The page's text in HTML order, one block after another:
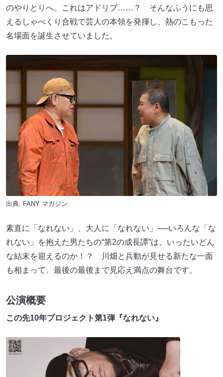
のやりとりへ。これはアドリブ……？ そんなふうにも思
えるしゃべくり合戦で芸人の本領を発揮し、熱のこもった
名場面を誕生させていました。
出典: FANY マガジン
素直に「なれない」、大人に「なれない」──いろんな「な
れない」を抱えた男たちの“第2の成長譚”は、いったいどん
な結末を迎えるのか！？ 川畑と兵動が見せる新たな一面
も相まって、最後の最後まで見応え満点の舞台です。
公演概要
この先10年プロジェクト第1弾『なれない』